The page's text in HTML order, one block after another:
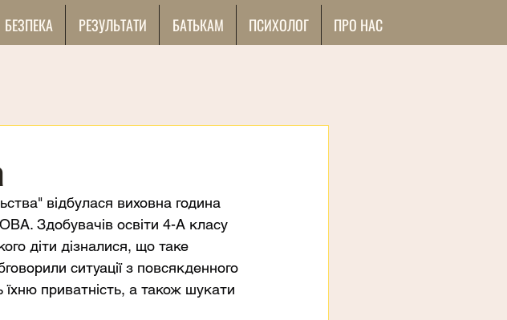
БЕЗПЕКА РЕЗУЛЬТАТИ БАТЬКАМ ПСИХОЛОГ ПРО НАС
відбулася виховна година
Здобувачів освіти 4-А класу
діти дізналися, що таке
ситуації з повсякденного
приватність, а також шукати